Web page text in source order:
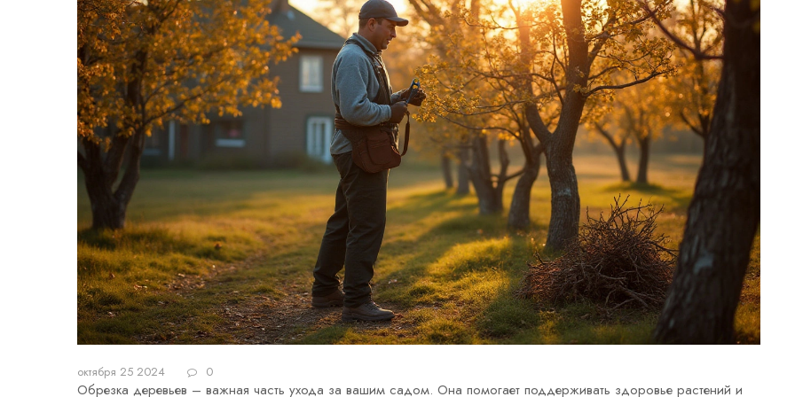
октября 25 2024 0
Обрезка деревьев – важная часть ухода за вашим садом. Она помогает поддерживать здоровье растений и